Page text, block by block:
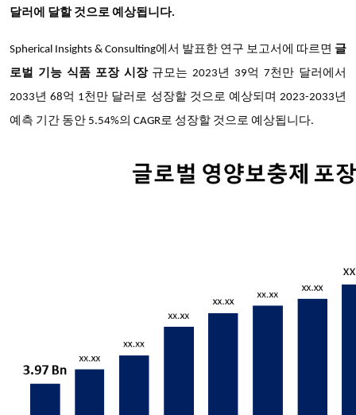
달러에 달할 것으로 예상됩니다.
Spherical Insights & Consulting에서 발표한 연구 보고서에 따르면 글
로벌 기능 식품 포장 시장규모는 2023년 39억 7천만 달러에서
2033년 68억 1천만 달러로 성장할 것으로 예상되며 2023-2033년
예측 기간 동안 5.54%의 CAGR로 성장할 것으로 예상됩니다.